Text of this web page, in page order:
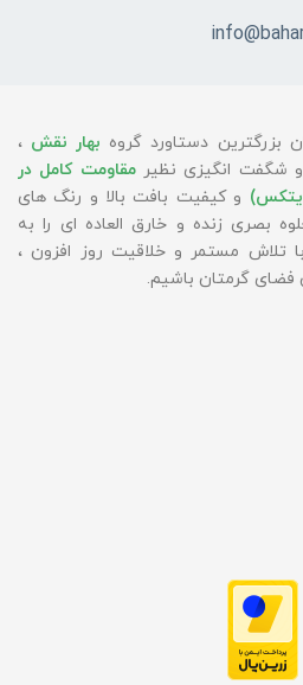
بزرگترین دستاورد گروه بهار نقش ،
و شگفت انگیزی نظیرمقاومت کامل در
و کیفیت بافت بالا و رنگ های
بصری زنده و خارق العاده ای را به
تلاش مستمر و خلاقیت روز افزون ،
گرمتان باشیم.